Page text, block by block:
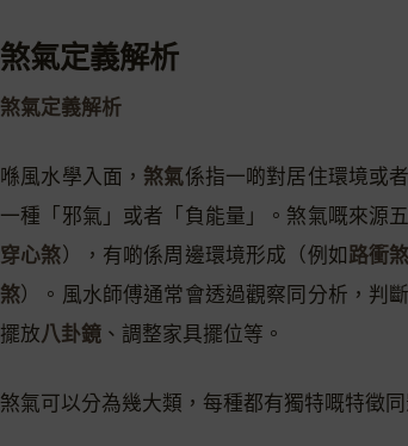
煞氣定義解析
煞氣定義解析
喺風水學入面， 煞氣係指一啲對居住環境或
一種「邪氣」或者「負能量」。煞氣嘅來源
穿心煞），有啲係周邊環境形成（例如路衝煞
煞）。風水師傅通常會透過觀察同分析，判
擺放八卦鏡 、調整家具擺位等。
煞氣可以分為幾大類，每種都有獨特嘅特徵同